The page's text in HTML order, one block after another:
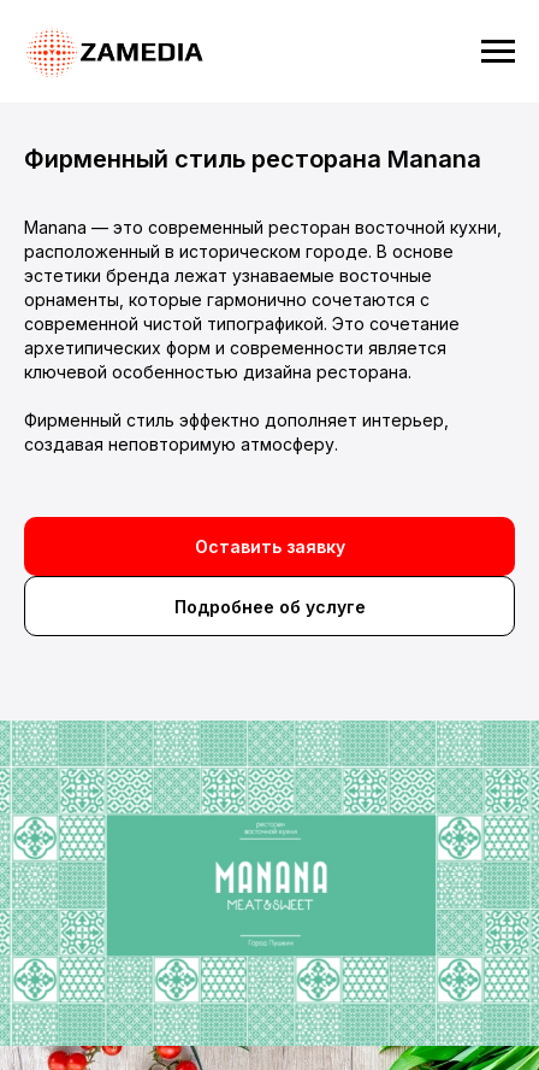
Фирменный стиль ресторана Manana
Manana — это современный ресторан восточной кухни,
расположенный в историческом городе. В основе
эстетики бренда лежат узнаваемые восточные
орнаменты, которые гармонично сочетаются с
современной чистой типографикой. Это сочетание
архетипических форм и современности является
ключевой особенностью дизайна ресторана.
Фирменный стиль эффектно дополняет интерьер,
создавая неповторимую атмосферу.
Оставить заявку
Подробнее об услуге